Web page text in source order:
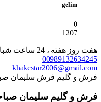
gelim
0
1207
هفت روز هفته ، 24 ساعت شبانه‌روز پاسخگوی شما هستیم.
00989132634245
khakestar2006@gmail.com
فرش و گلیم فرش سلیمان
فرش و گلیم سلیمان